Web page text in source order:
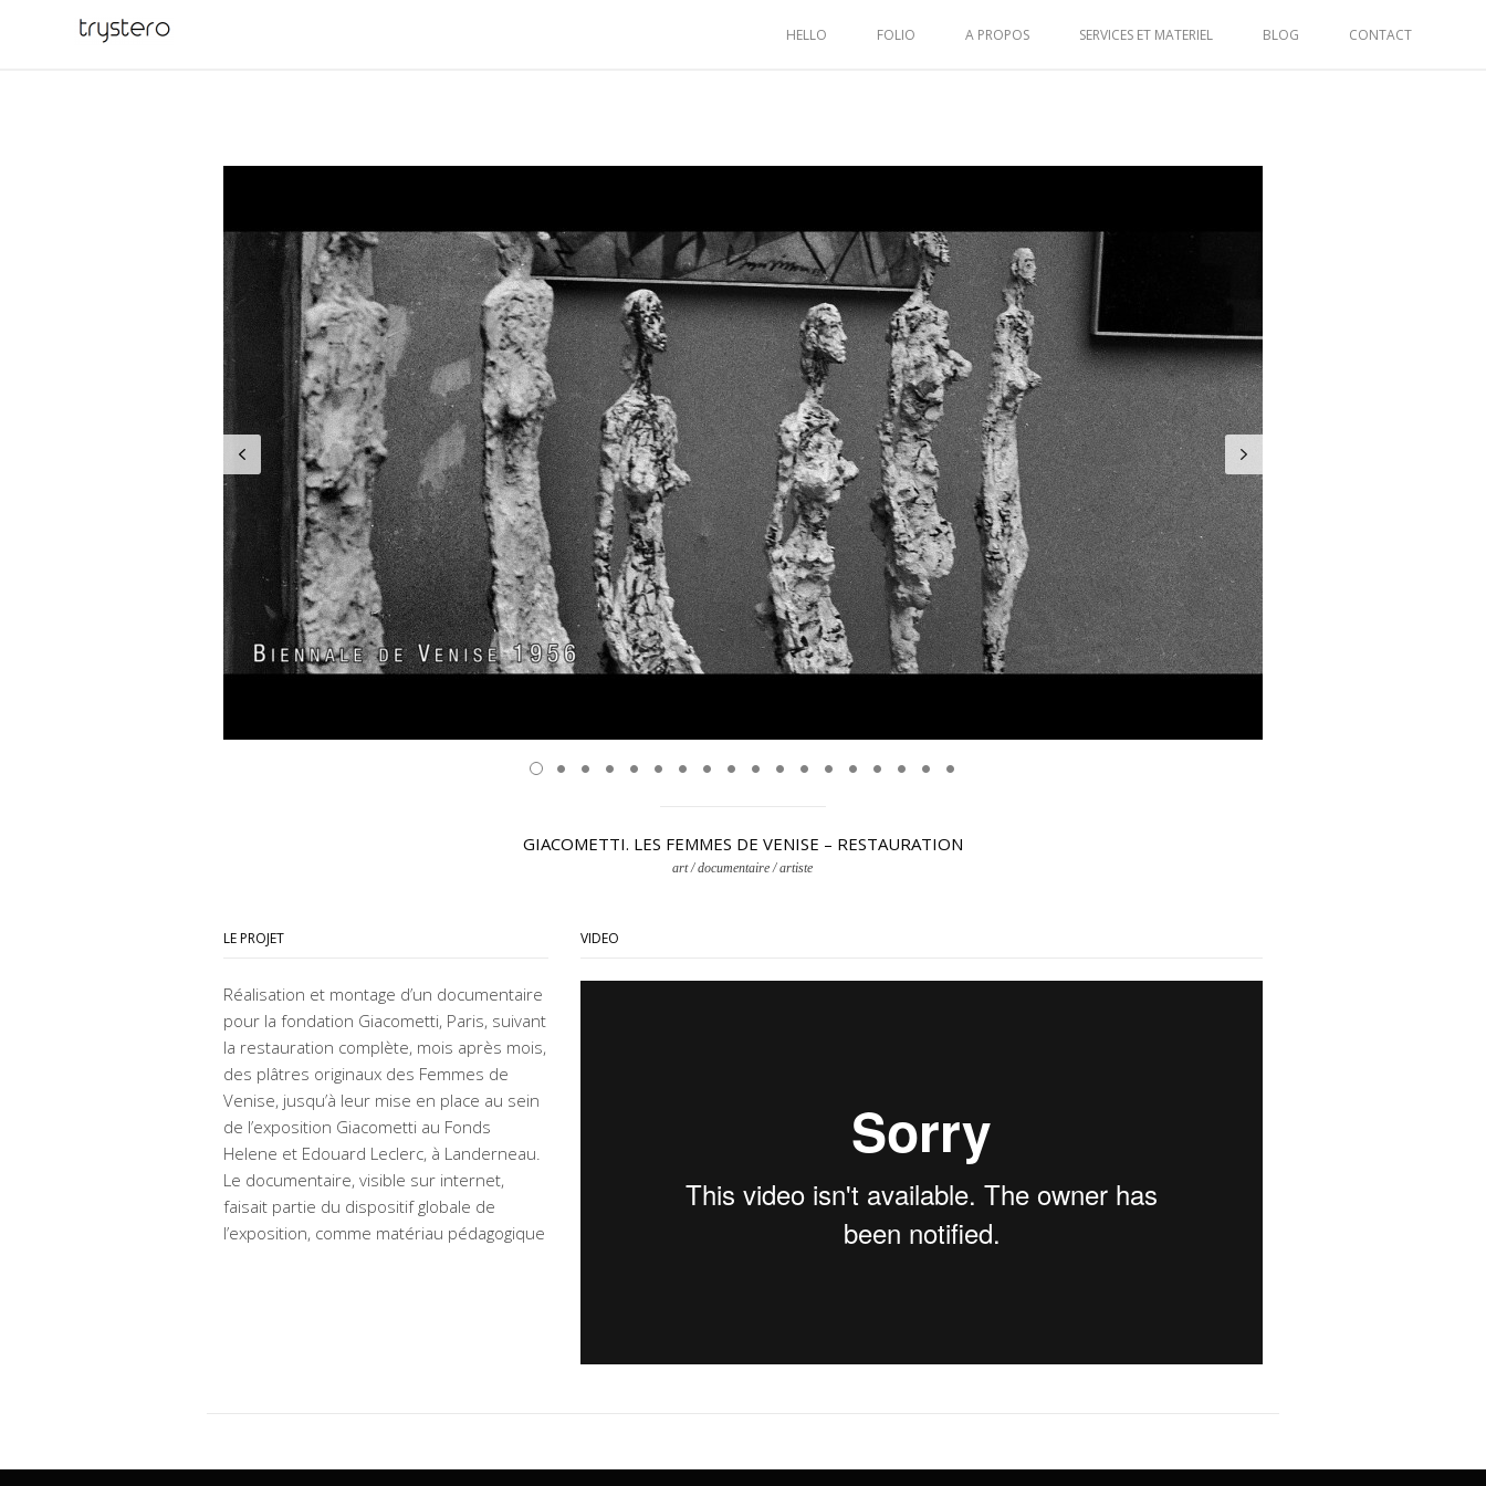
HELLO FOLIO A PROPOS SERVICES ET MATERIEL BLOG CONTACT
GIACOMETTI. LES FEMMES DE VENISE – RESTAURATION
art / documentaire / artiste
LE PROJET
Réalisation et montage d’un documentaire
pour la fondation Giacometti, Paris, suivant
la restauration complète, mois après mois,
des plâtres originaux des Femmes de
Venise, jusqu’à leur mise en place au sein
de l’exposition Giacometti au Fonds
Helene et Edouard Leclerc, à Landerneau.
Le documentaire, visible sur internet,
faisait partie du dispositif globale de
l’exposition, comme matériau pédagogique
VIDEO